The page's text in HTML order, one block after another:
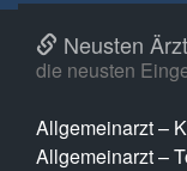
Neusten
die neusten
Allgemeinarzt –
Allgemeinarzt –